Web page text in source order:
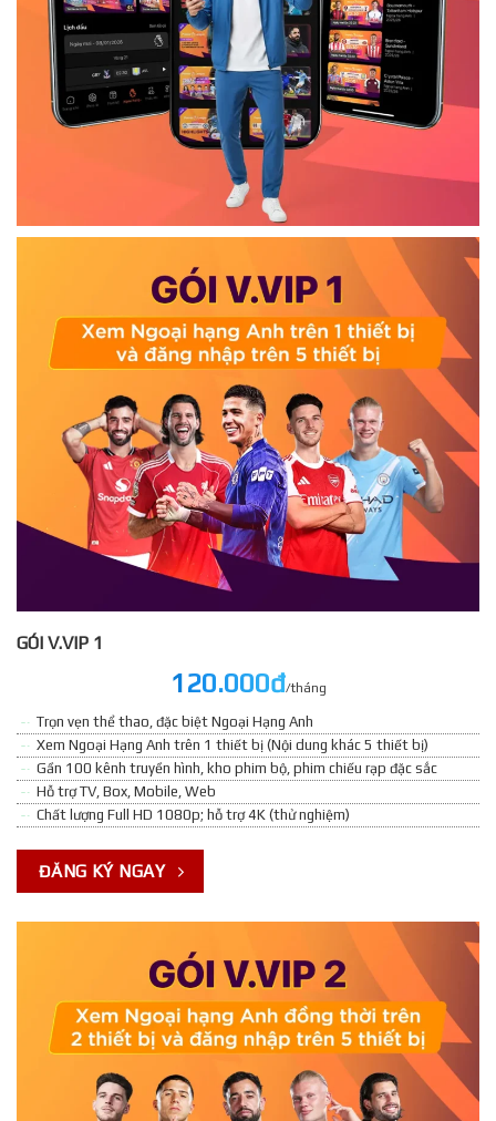
GÓI V.VIP 1
120.000đ/tháng
Trọn vẹn thể thao, đặc biệt Ngoại Hạng Anh
Xem Ngoại Hạng Anh trên 1 thiết bị (Nội dung khác 5 thiết bị)
Gần 100 kênh truyền hình, kho phim bộ, phim chiếu rạp đặc sắc
Hỗ trợ TV, Box, Mobile, Web
Chất lượng Full HD 1080p; hỗ trợ 4K (thử nghiệm)
ĐĂNG KÝ NGAY